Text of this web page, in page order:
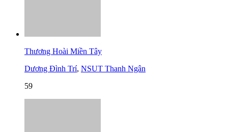
Thương Hoài Miền Tây
Dương Đình Trí, NSUT Thanh Ngân
59